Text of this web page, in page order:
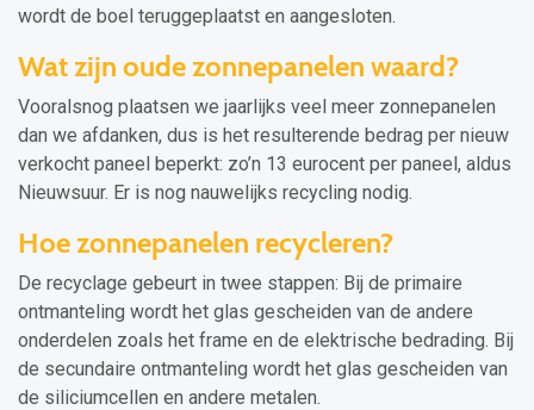
wordt de boel teruggeplaatst en aangesloten.
Wat zijn oude zonnepanelen waard?
Vooralsnog plaatsen we jaarlijks veel meer zonnepanelen
dan we afdanken, dus is het resulterende bedrag per nieuw
verkocht paneel beperkt: zo’n 13 eurocent per paneel, aldus
Nieuwsuur. Er is nog nauwelijks recycling nodig.
Hoe zonnepanelen recycleren?
De recyclage gebeurt in twee stappen: Bij de primaire
ontmanteling wordt het glas gescheiden van de andere
onderdelen zoals het frame en de elektrische bedrading. Bij
de secundaire ontmanteling wordt het glas gescheiden van
de siliciumcellen en andere metalen.